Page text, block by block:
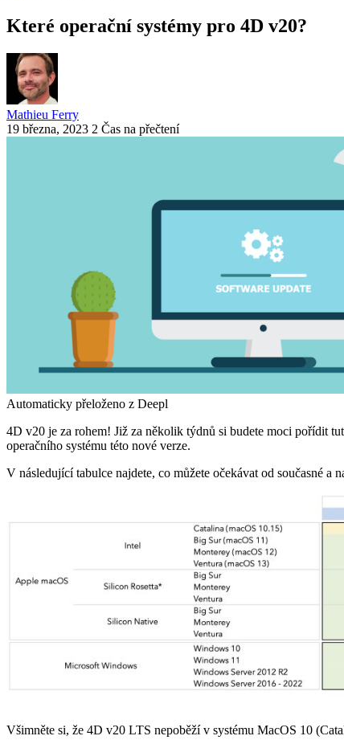
Které operační systémy pro 4D v20?
Mathieu Ferry
19 března, 2023 2 Čas na přečtení
Automaticky přeloženo z Deepl
4D v20 je za rohem! Již za několik týdnů si budete moci pořídit
operačního systému této nové verze.
V následující tabulce najdete, co můžete očekávat od současné
Všimněte si, že 4D v20 LTS nepoběží v systému MacOS 10